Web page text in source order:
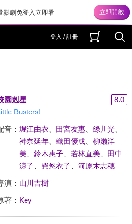
影劇免登入立即看
登入 / 註冊
園剋星
8.0
Busters!
音： 堀江由衣 田宮友惠、 綠川光、
神奈延年、 織田優成、 柳瀨洋
美、 鈴木惠子、 若林直美、 田中
涼子、 巽悠衣子、 河原木志穗
演： 山川吉樹
著： Key